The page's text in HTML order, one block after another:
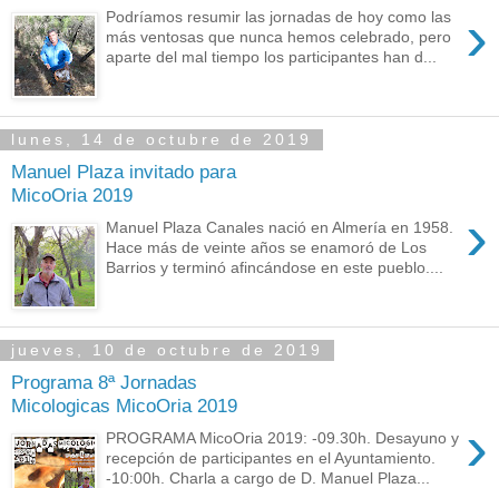
›
Podríamos resumir las jornadas de hoy como las
más ventosas que nunca hemos celebrado, pero
aparte del mal tiempo los participantes han d...
lunes, 14 de octubre de 2019
Manuel Plaza invitado para
MicoOria 2019
›
Manuel Plaza Canales nació en Almería en 1958.
Hace más de veinte años se enamoró de Los
Barrios y terminó afincándose en este pueblo....
jueves, 10 de octubre de 2019
Programa 8ª Jornadas
Micologicas MicoOria 2019
›
PROGRAMA MicoOria 2019: -09.30h. Desayuno y
recepción de participantes en el Ayuntamiento.
-10:00h. Charla a cargo de D. Manuel Plaza...